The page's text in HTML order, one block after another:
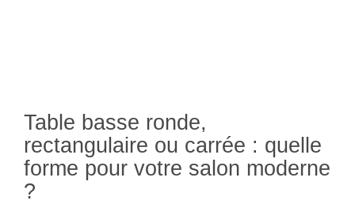
Table basse ronde,
rectangulaire ou carrée : quelle
forme pour votre salon moderne
?